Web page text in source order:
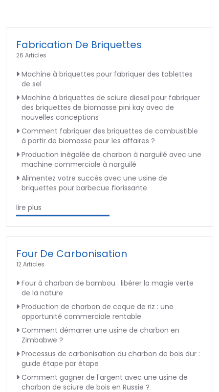
Fabrication De Briquettes
26 Articles
Machine à briquettes pour fabriquer des tablettes
de sel
Machine à briquettes de sciure diesel pour fabriquer
des briquettes de biomasse pini kay avec de
nouvelles conceptions
Comment fabriquer des briquettes de combustible
à partir de biomasse pour les affaires ?
Production inégalée de charbon à narguilé avec une
machine commerciale à narguilé
Alimentez votre succès avec une usine de
briquettes pour barbecue florissante
lire plus
Four De Carbonisation
12 Articles
Four à charbon de bambou : libérer la magie verte
de la nature
Production de charbon de coque de riz : une
opportunité commerciale rentable
Comment démarrer une usine de charbon en
Zimbabwe ?
Processus de carbonisation du charbon de bois dur :
guide étape par étape
Comment gagner de l'argent avec une usine de
charbon de sciure de bois en Russie ?